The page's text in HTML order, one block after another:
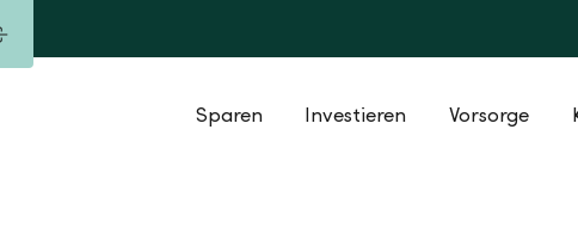
Sparen Investieren Vorsorge